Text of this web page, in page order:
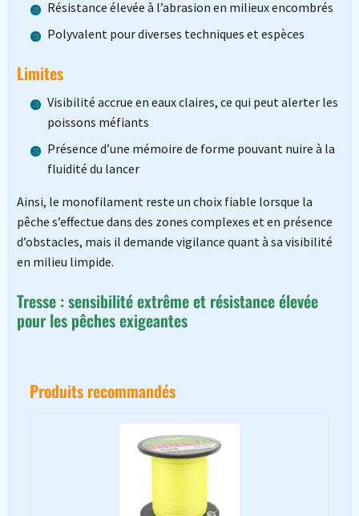
Résistance élevée à l’abrasion en milieux encombrés
Polyvalent pour diverses techniques et espèces
Limites
Visibilité accrue en eaux claires, ce qui peut alerter les
poissons méfiants
Présence d’une mémoire de forme pouvant nuire à la
fluidité du lancer
Ainsi, le monofilament reste un choix fiable lorsque la
pêche s’effectue dans des zones complexes et en présence
d’obstacles, mais il demande vigilance quant à sa visibilité
en milieu limpide.
Tresse : sensibilité extrême et résistance élevée
pour les pêches exigeantes
Produits recommandés